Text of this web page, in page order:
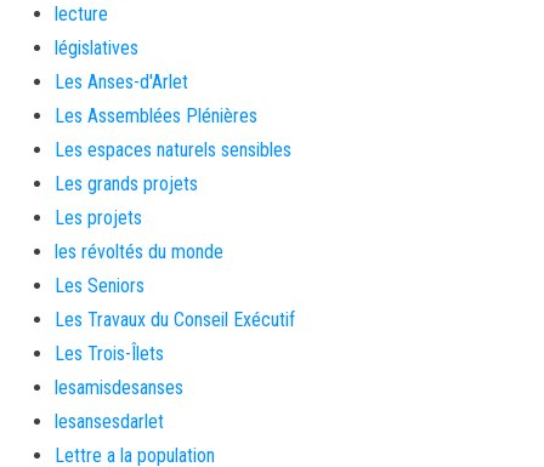
lecture
législatives
Les Anses-d'Arlet
Les Assemblées Plénières
Les espaces naturels sensibles
Les grands projets
Les projets
les révoltés du monde
Les Seniors
Les Travaux du Conseil Exécutif
Les Trois-Îlets
lesamisdesanses
lesansesdarlet
Lettre a la population